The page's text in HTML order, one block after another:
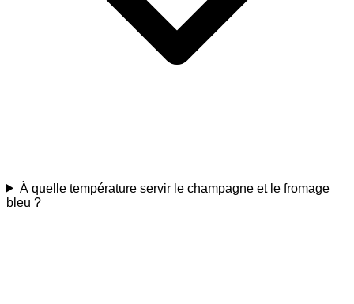
À quelle température servir le champagne et le fromage
bleu ?